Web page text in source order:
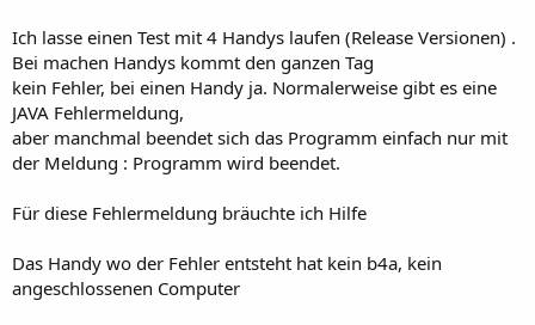
Ich lasse einen Test mit 4 Handys laufen (Release Versionen) .
Bei machen Handys kommt den ganzen Tag
kein Fehler, bei einen Handy ja. Normalerweise gibt es eine
JAVA Fehlermeldung,
aber manchmal beendet sich das Programm einfach nur mit
der Meldung : Programm wird beendet.
Für diese Fehlermeldung bräuchte ich Hilfe
Das Handy wo der Fehler entsteht hat kein b4a, kein
angeschlossenen Computer